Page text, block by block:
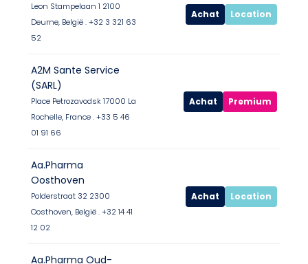
Leon Stampelaan 1 2100
Deurne, België . +32 3 321 63
52
Achat Location
A2M Sante Service
(SARL)
Place Petrozavodsk 17000 La
Rochelle, France . +33 5 46
01 91 66
Achat Premium
Aa.Pharma
Oosthoven
Polderstraat 32 2300
Oosthoven, België . +32 14 41
12 02
Achat Location
Aa.Pharma Oud-